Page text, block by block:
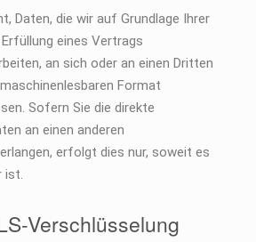
Daten, die wir auf Grundlage Ihrer
eines Vertrags
an sich oder an einen Dritten
Format
Sofern Sie die direkte
an einen anderen
erfolgt dies nur, soweit es
ist.
Verschlüsselung